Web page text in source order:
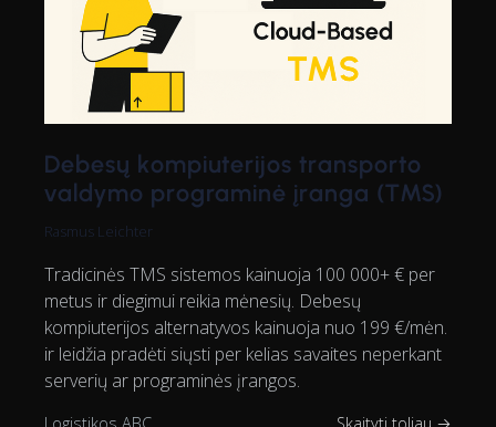
Debesų kompiuterijos transporto
valdymo programinė įranga (TMS)
Rasmus Leichter
Tradicinės TMS sistemos kainuoja 100 000+ € per
metus ir diegimui reikia mėnesių. Debesų
kompiuterijos alternatyvos kainuoja nuo 199 €/mėn.
ir leidžia pradėti siųsti per kelias savaites neperkant
serverių ar programinės įrangos.